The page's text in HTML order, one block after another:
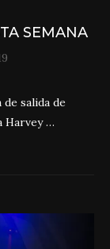
SEMANA
salida de
Harvey …